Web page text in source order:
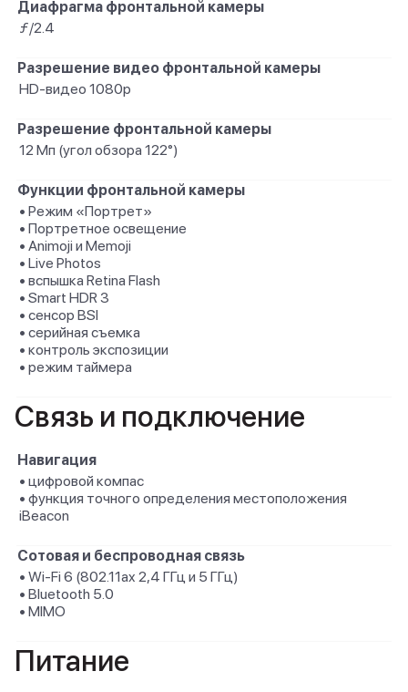
Диафрагма фронтальной камеры
ƒ/2.4
Разрешение видео фронтальной камеры
HD-видео 1080p
Разрешение фронтальной камеры
12 Мп (угол обзора 122°)
Функции фронтальной камеры
• Режим «Портрет»
• Портретное освещение
• Animoji и Memoji
• Live Photos
• вспышка Retina Flash
• Smart HDR 3
• сенсор BSI
• серийная съемка
• контроль экспозиции
• режим таймера
Связь и подключение
Навигация
• цифровой компас
• функция точного определения местоположения
iBeacon
Сотовая и беспроводная связь
• Wi-Fi 6 (802.11ax 2,4 ГГц и 5 ГГц)
• Bluetooth 5.0
• MIMO
Питание